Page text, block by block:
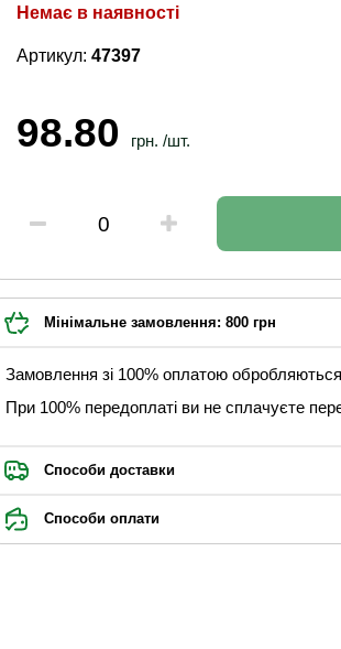
Немає в наявності
Артикул: 47397
98.80 грн. /шт.
Мінімальне замовлення: 800 грн
Замовлення зі 100% оплатою
При 100% передоплаті ви не сплачуєте
Способи доставки
Способи оплати